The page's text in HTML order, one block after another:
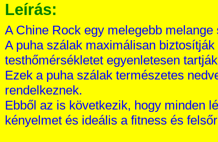
Leírás:
A Chine Rock egy melegebb melange
A puha szálak maximálisan
testhőmérsékletet egyenletesen
Ezek a puha szálak természetes
rendelkeznek.
Ebből az is következik, hogy minden
kényelmet és ideális a fitness és